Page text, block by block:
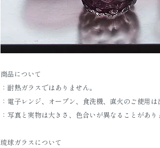
商品について
：耐熱ガラスではありません。
：電子レンジ、オーブン、食洗機、直火のご使用は
：写真と実物は大きさ、色合いが異なることがあり
琉球ガラスについて